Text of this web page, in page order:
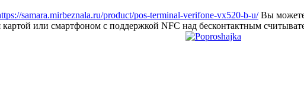
samara.mirbeznala.ru/product/pos-terminal-verifone-vx520-b-u/Вы можете
или смартфоном с поддержкой NFC над бесконтактным